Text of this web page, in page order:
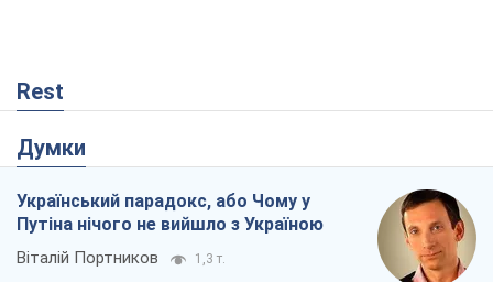
Rest
Думки
Український парадокс, або Чому у
Путіна нічого не вийшло з Україною
Віталій Портников 1,3 т.